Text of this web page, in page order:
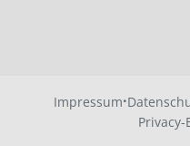
Impressum·